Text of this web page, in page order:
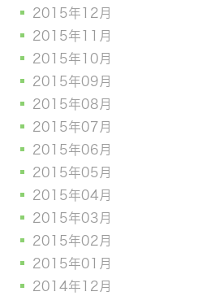
2015年12月
2015年11月
2015年10月
2015年09月
2015年08月
2015年07月
2015年06月
2015年05月
2015年04月
2015年03月
2015年02月
2015年01月
2014年12月